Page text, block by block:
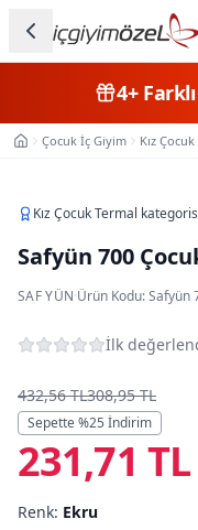
Kategorileri
Kadın
Erkek
Çocuk
Fantazi
Büyük
Markalar
4+
Ana SayfaÇocuk İç Giyim Kız
Kız Çocuk Termal
Safyün 700
SAF YÜN·Ürün Kodu:Safyün
İlk
432,56 TL308,95 TL
Sepette %25 İndirim
231,71 TL
Renk: Ekru